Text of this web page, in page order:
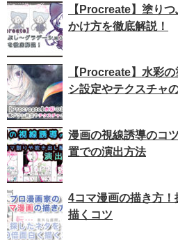
【Procreate】塗り
かけ方を徹底解説！
【Procreate】水彩
シ設定やテクスチャ
漫画の視線誘導のコ
置での演出方法
4コマ漫画の描き方！
描くコツ